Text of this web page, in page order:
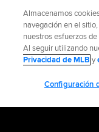
Almacenamos
navegación en el
nuestros esfuerzos
Al seguir utilizando
Privacidad de MLB y
Configuración